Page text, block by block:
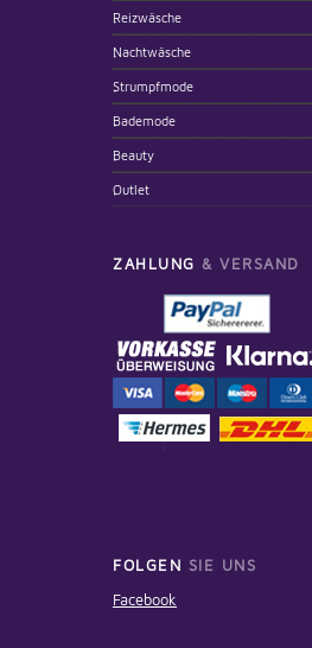
Reizwäsche
Nachtwäsche
Strumpfmode
Bademode
Beauty
Outlet
ZAHLUNG & VERSAND
FOLGEN SIE UNS
Facebook